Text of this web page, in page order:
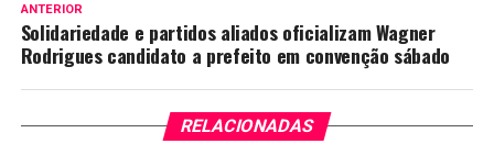
ANTERIOR
Solidariedade e partidos aliados oficializam Wagner
Rodrigues candidato a prefeito em convenção sábado
RELACIONADAS